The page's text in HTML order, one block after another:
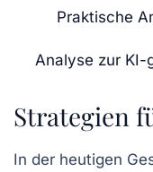
Praktische
Analyse zur KI-
Strategien
In der heutigen